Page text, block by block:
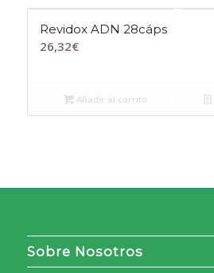
Revidox ADN 28cáps
26,32€
Añadir al carrito
Sobre Nosotros